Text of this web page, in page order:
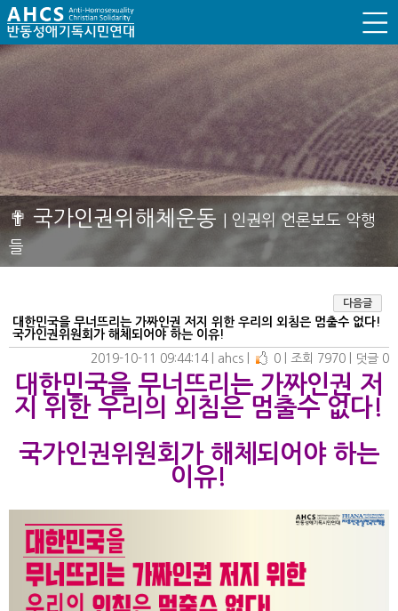
✟ 국가인권위해체운동
| 인권위 언론보도 악행
들
다음글
대한민국을 무너뜨리는 가짜인권 저지 위한 우리의 외침은 멈출수 없다!
국가인권위원회가 해체되어야 하는 이유!
2019-10-11 09:44:14| ahcs 0 조회 7970 덧글 0
대한민국을 무너뜨리는 가짜인권 저
지 위한 우리의 외침은 멈출수 없다!
국가인권위원회가 해체되어야 하는
이유!